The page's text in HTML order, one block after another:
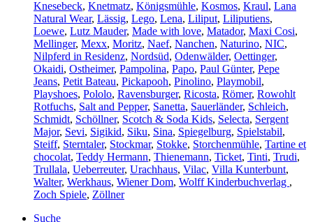
Knesebeck, Knetmatz, Königsmühle, Kosmos, Kraul, Lana
Natural Wear, Lässig, Lego, Lena, Liliput, Liliputiens,
Loewe, Lutz Mauder, Made with love, Matador, Maxi Cosi,
Mellinger, Mexx, Moritz, Naef, Nanchen, Naturino, NIC,
Nilpferd in Residenz, Nordsüd, Odenwälder, Oettinger,
Okaidi, Ostheimer, Pampolina, Papo, Paul Günter, Pepe
Jeans, Petit Bateau, Pickapooh, Pinolino, Playmobil,
Playshoes, Pololo, Ravensburger, Ricosta, Römer, Rowohlt
Rotfuchs, Salt and Pepper, Sanetta, Sauerländer, Schleich,
Schmidt, Schöllner, Scotch & Soda Kids, Selecta, Sergent
Major, Sevi, Sigikid, Siku, Sina, Spiegelburg, Spielstabil,
Steiff, Sterntaler, Stockmar, Stokke, Storchenmühle, Tartine et
chocolat, Teddy Hermann, Thienemann, Ticket, Tinti, Trudi,
Trullala, Ueberreuter, Urachhaus, Vilac, Villa Kunterbunt,
Walter, Werkhaus, Wiener Dom, Wolff Kinderbuchverlag ,
Zoch Spiele, Zöllner
Suche